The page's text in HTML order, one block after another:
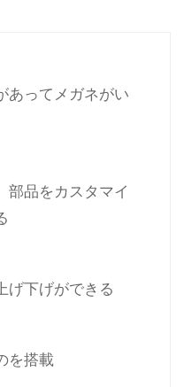
あってメガネがい
部品をカスタマイ
げ下げができる
を搭載